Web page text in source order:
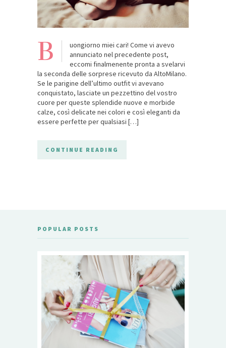
B
uongiorno miei cari! Come vi avevo
annunciato nel precedente post,
eccomi finalmenente pronta a svelarvi
la seconda delle sorprese ricevuto da AltoMilano.
Se le parigine dell’ultimo outfit vi avevano
conquistato, lasciate un pezzettino del vostro
cuore per queste splendide nuove e morbide
calze, così delicate nei colori e così eleganti da
essere perfette per qualsiasi […]
CONTINUE READING
POPULAR POSTS